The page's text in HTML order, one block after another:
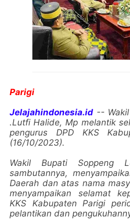
Parigi
Jelajahindonesia.id --
.Lutfi Halide, Mp melantik
pengurus DPD KKS
(16/10/2023).
Wakil Bupati Soppeng
sambutannya,
Daerah dan atas nama
menyampaikan selamat
KKS Kabupaten Parigi
pelantikan dan